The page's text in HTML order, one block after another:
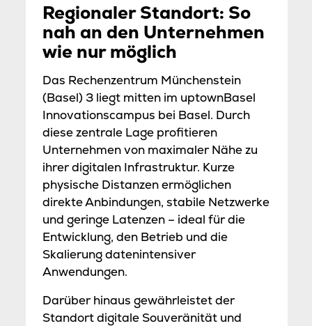
Regionaler Standort: So
nah an den Unternehmen
wie nur möglich
Das Rechenzentrum Münchenstein
(Basel) 3 liegt mitten im uptownBasel
Innovationscampus bei Basel. Durch
diese zentrale Lage profitieren
Unternehmen von maximaler Nähe zu
ihrer digitalen Infrastruktur. Kurze
physische Distanzen ermöglichen
direkte Anbindungen, stabile Netzwerke
und geringe Latenzen – ideal für die
Entwicklung, den Betrieb und die
Skalierung datenintensiver
Anwendungen.
Darüber hinaus gewährleistet der
Standort digitale Souveränität und